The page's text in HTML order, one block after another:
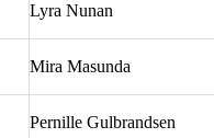
Lyra Nunan
Mira Masunda
Pernille Gulbrandsen